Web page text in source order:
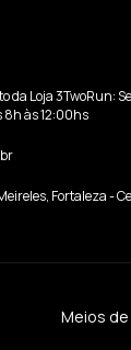
Loja 3TwoRun:
8h às 12:00hs
Fortaleza -
Meios